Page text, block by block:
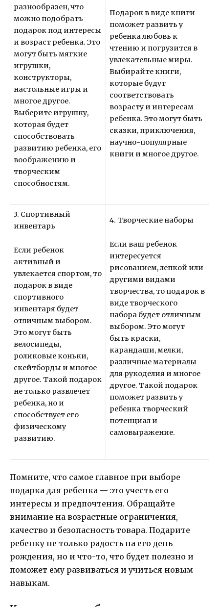
разнообразен, что
можно подобрать
подарок под интересы
и возраст ребенка. Это
могут быть мягкие
игрушки,
конструкторы,
настольные игры и
многое другое.
Выберите игрушку,
которая будет
способствовать
развитию ребенка, его
воображению и
творческим
способностям.
Подарок в виде книги
поможет развить у
ребенка любовь к
чтению и погрузится в
увлекательные миры.
Выбирайте книги,
которые будут
соответствовать
возрасту и интересам
ребенка. Это могут быть
сказки, приключения,
научно-популярные
книги и многое другое.
3. Спортивный
инвентарь
Если ребенок
активный и
увлекается спортом, то
подарок в виде
спортивного
инвентаря будет
отличным выбором.
Это могут быть
велосипеды,
роликовые коньки,
скейтборды и многое
другое. Такой подарок
не только развлечет
ребенка, но и
способствует его
физическому
развитию.
4. Творческие наборы
Если ваш ребенок
интересуется
рисованием, лепкой или
другими видами
творчества, то подарок в
виде творческого
набора будет отличным
выбором. Это могут
быть краски,
карандаши, мелки,
различные материалы
для рукоделия и многое
другое. Такой подарок
поможет развить у
ребенка творческий
потенциал и
самовыражение.
Помните, что самое главное при выборе
подарка для ребенка — это учесть его
интересы и предпочтения. Обращайте
внимание на возрастные ограничения,
качество и безопасность товара. Подарите
ребенку не только радость на его день
рождения, но и что-то, что будет полезно и
поможет ему развиваться и учиться новым
навыкам.